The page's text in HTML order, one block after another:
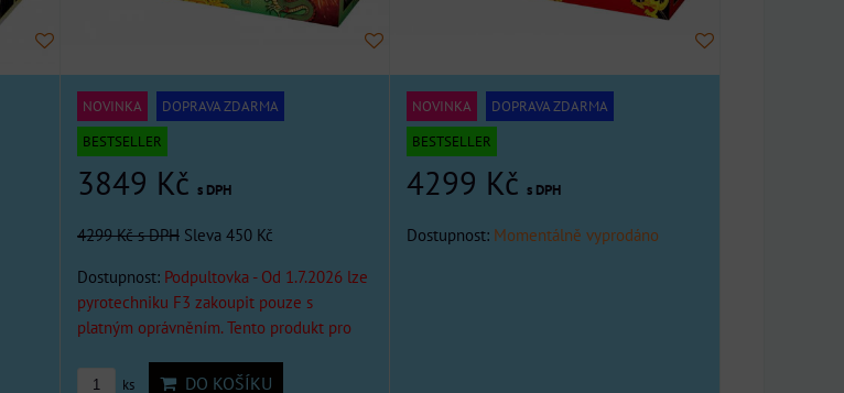
NOVINKA
DOPRAVA ZDARMA
BESTSELLER
3849 Kč s DPH
4299 Kčs DPH Sleva 450 Kč
Dostupnost: Podpultovka - Od 1.7.2026 lze
pyrotechniku F3 zakoupit pouze s
platným oprávněním. Tento produkt pro
ks DO KOŠÍKU
NOVINKA
DOPRAVA ZDARMA
BESTSELLER
4299 Kčs DPH
Dostupnost: Momentálně vyprodáno